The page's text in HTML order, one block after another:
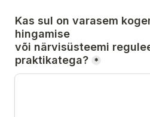
Kas sul on varasem
hingamise
või närvisüsteemi
praktikatega? *